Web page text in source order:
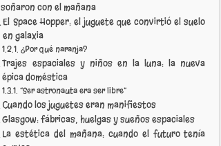
soñaron con el mañana
El Space Hopper: el juguete que convirtió el suelo
en galaxia
¿Por qué naranja?
Trajes espaciales y niños en la luna: la nueva
épica doméstica
“Ser astronauta era ser libre”
Cuando los juguetes eran manifiestos
Glasgow: fábricas, huelgas y sueños espaciales
La estética del mañana: cuando el futuro tenía